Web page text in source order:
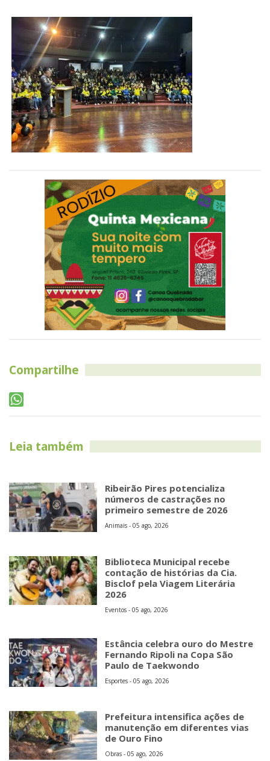
Compartilhe
Leia também
Ribeirão Pires potencializa
números de castrações no
primeiro semestre de 2026
Animais - 05 ago, 2026
Biblioteca Municipal recebe
contação de histórias da Cia.
Bisclof pela Viagem Literária
2026
Eventos - 05 ago, 2026
Estância celebra ouro do Mestre
Fernando Ripoli na Copa São
Paulo de Taekwondo
Esportes - 05 ago, 2026
Prefeitura intensifica ações de
manutenção em diferentes vias
de Ouro Fino
Obras - 05 ago, 2026